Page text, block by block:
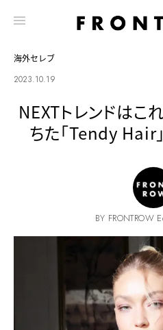
海外セレブ
2023.10.19
NEXTトレンドはこ
ちた「Tendy Hair
BY FRONTROW